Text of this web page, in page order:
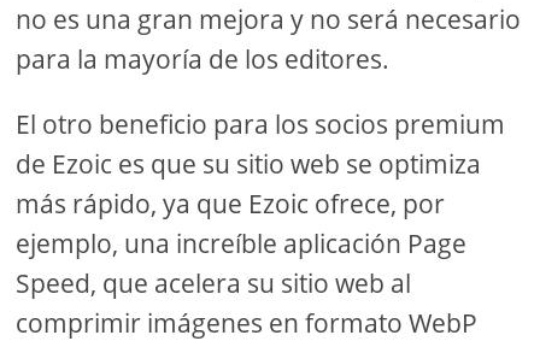
no es una gran mejora y no será necesario
para la mayoría de los editores.
El otro beneficio para los socios premium
de Ezoic es que su sitio web se optimiza
más rápido, ya que Ezoic ofrece, por
ejemplo, una increíble aplicación Page
Speed, que acelera su sitio web al
comprimir imágenes en formato WebP